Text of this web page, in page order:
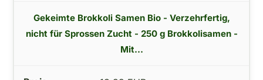
Gekeimte Brokkoli Samen Bio - Verzehrfertig,
nicht für Sprossen Zucht - 250 g Brokkolisamen -
Mit...